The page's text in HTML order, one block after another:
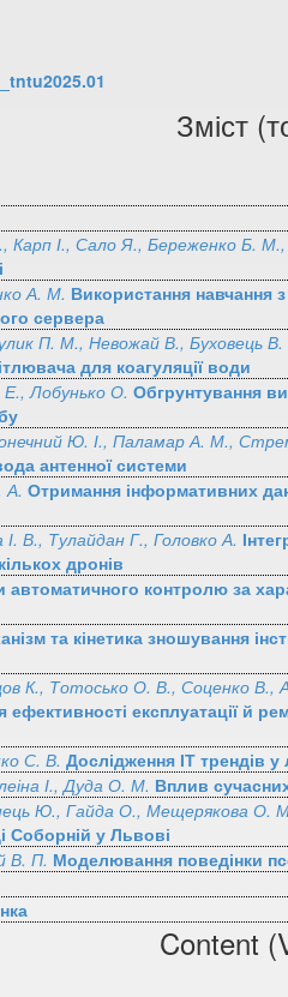
Зміст
Карп І., Сало Я., Береженко Б.
А. М. Використання навчання з
сервера
П. М., Невожай В., Буховець
для коагуляції води
Е., Лобунько О. Обгрунтування
Ю. І., Паламар А. М.,
антенної системи
А. Отримання інформативних
В., Тулайдан Г., Головко А.
дронів
автоматичного контролю за
та кінетика зношування
К., Тотосько О. В., Соценко В.,
експлуатації й
С. В. Дослідження ІТ трендів у
І., Дуда О. М. Вплив
Ю., Гайда О., Мещерякова О.
Соборній у Львові
В. П. Моделювання поведінки
Content